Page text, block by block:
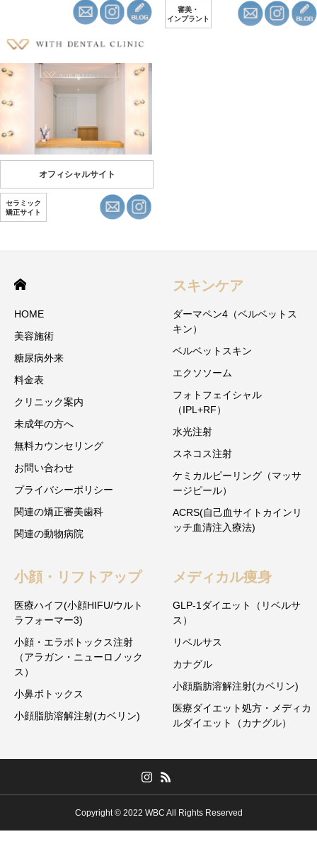
審美・
インプラント
オフィシャルサイト
セラミック
矯正サイト
HOME
美容施術
糖尿病外来
料金表
クリニック案内
未成年の方へ
無料カウンセリング
お問い合わせ
プライバシーポリシー
関連の矯正審美歯科
関連の動物病院
スキンケア
ダーマペン4（ベルベットス
キン）
ベルベットスキン
エクソソーム
フォトフェイシャル
（IPL+RF）
水光注射
スネコス注射
ケミカルピーリング（マッサ
ージピール）
ACRS(自己血サイトカインリ
ッチ血清注入療法)
小顔・リフトアップ
医療ハイフ(小顔HIFU/ウルト
ラフォーマー3)
小顔・エラボトックス注射
（アラガン・ニューロノック
ス）
小鼻ボトックス
小顔脂肪溶解注射(カベリン)
メディカル痩身
GLP-1ダイエット（リベルサ
ス）
リベルサス
カナグル
小顔脂肪溶解注射(カベリン)
医療ダイエット処方・メディカ
ルダイエット（カナグル）
Copyright © 2022 WBC All Rights Reserved